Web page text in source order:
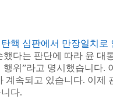
핵 심판에서 만장일치로
다는 판단에 따라 윤 대
위”라고 명시했습니다.
계속되고 있습니다. 이제
다.